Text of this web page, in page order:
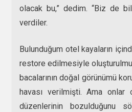
olacak bu,” dedim. “Biz de
verdiler.
Bulunduğum otel kayaların
restore edilmesiyle
bacalarının doğal görünümü
havası verilmişti. Ama onlar
düzenlerinin bozulduğunu